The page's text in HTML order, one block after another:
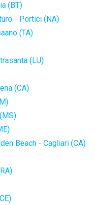
(BT)
- Portici (NA)
(TA)
(LU)
(CA)
Beach - Cagliari (CA)